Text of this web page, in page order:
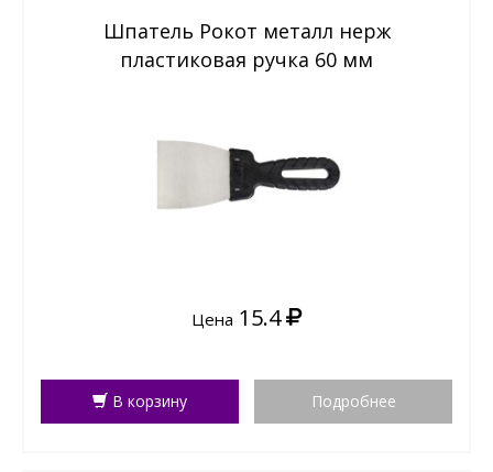
Шпатель Рокот металл нерж
пластиковая ручка 60 мм
Цена 15.4
В корзину Подробнее